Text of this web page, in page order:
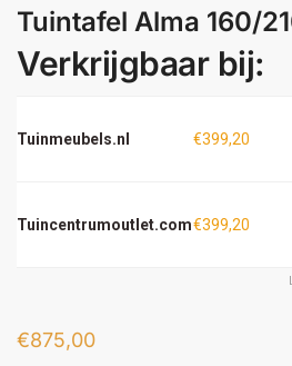
Tuintafel Alma 160/
Verkrijgbaar bij:
Tuinmeubels.nl €399,20
Tuincentrumoutlet.com€399,20
€875,00